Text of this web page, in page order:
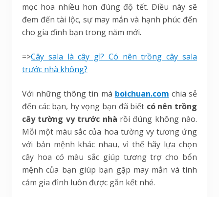
mọc hoa nhiều hơn đúng độ tết. Điều này sẽ
đem đến tài lộc, sự may mắn và hạnh phúc đến
cho gia đình bạn trong năm mới.
=>Cây sala là cây gì? Có nên trồng cây sala
trước nhà không?
Với những thông tin mà boichuan.com chia sẻ
đến các bạn, hy vọng bạn đã biết có nên trồng
cây tường vy trước nhà rồi đúng không nào.
Mỗi một màu sắc của hoa tường vy tương ứng
với bản mệnh khác nhau, vì thế hãy lựa chọn
cây hoa có màu sắc giúp tương trợ cho bổn
mệnh của bạn giúp bạn gặp may mắn và tình
cảm gia đình luôn được gắn kết nhé.